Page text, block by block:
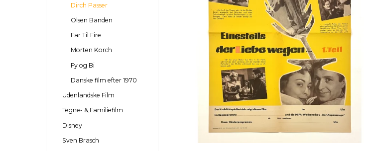
Dirch Passer
Olsen Banden
Far Til Fire
Morten Korch
Fy og Bi
Danske film efter 1970
Udenlandske Film
Tegne- & Familiefilm
Disney
Sven Brasch